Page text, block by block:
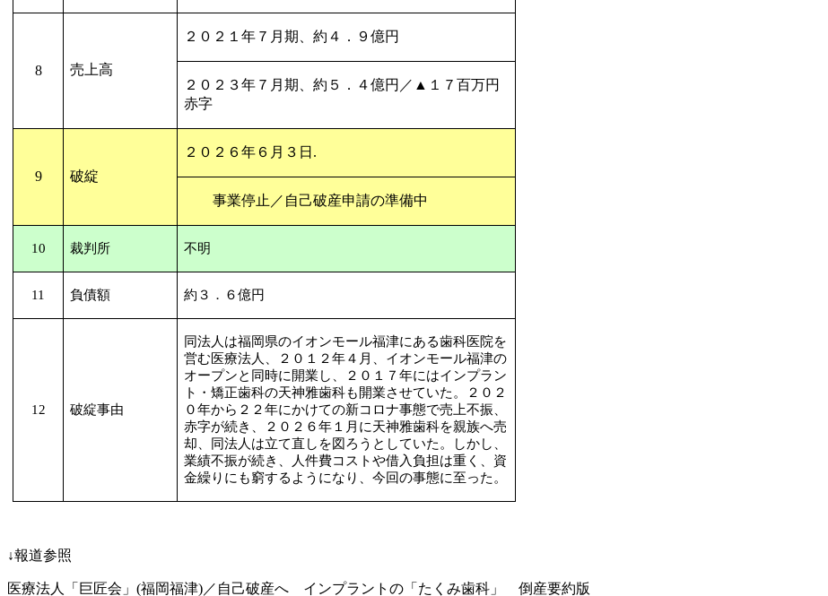
8 売上高
２０２１年７月期、約４．９億円
２０２３年７月期、約５．４億円／▲１７百万円
赤字
9 破綻
２０２６年６月３日 .
事業停止／自己破産申請の準備中
10 裁判所 不明
11 負債額 約３．６億円
12 破綻事由
同法人は福岡県のイオンモール福津にある歯科医院を
営む医療法人、２０１２年４月、イオンモール福津の
オープンと同時に開業し、２０１７年にはインプラン
ト・矯正歯科の天神雅歯科も開業させていた。２０２
０年から２２年にかけての新コロナ事態で売上不振、
赤字が続き、２０２６年１月に天神雅歯科を親族へ売
却、同法人は立て直しを図ろうとしていた。しかし、
業績不振が続き、人件費コストや借入負担は重く、資
金繰りにも窮するようになり、今回の事態に至った。
↓報道参照
医療法人「巨匠会」 (福岡福津)／自己破産へ インプラントの「たくみ歯科」 倒産要約版